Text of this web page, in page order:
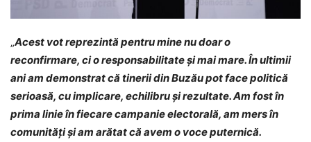
„Acest vot reprezintă pentru mine nu doar o
reconfirmare, ci o responsabilitate și mai mare. În ultimii
ani am demonstrat că tinerii din Buzău pot face politică
serioasă, cu implicare, echilibru și rezultate. Am fost în
prima linie în fiecare campanie electorală, am mers în
comunități și am arătat că avem o voce puternică.